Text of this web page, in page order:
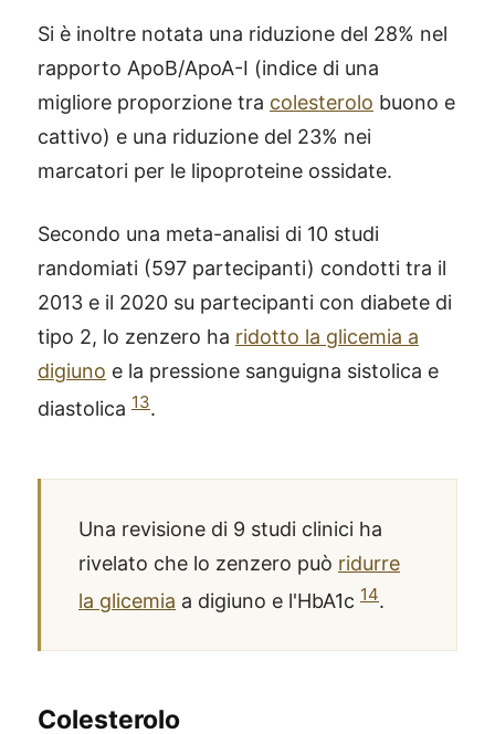
Si è inoltre notata una riduzione del 28% nel
rapporto ApoB/ApoA-I (indice di una
migliore proporzione tra colesterolo buono e
cattivo) e una riduzione del 23% nei
marcatori per le lipoproteine ossidate.
Secondo una meta-analisi di 10 studi
randomiati (597 partecipanti) condotti tra il
2013 e il 2020 su partecipanti con diabete di
tipo 2, lo zenzero ha ridotto la glicemia a
digiuno e la pressione sanguigna sistolica e
diastolica 13.
Una revisione di 9 studi clinici ha
rivelato che lo zenzero può ridurre
la glicemia a digiuno e l'HbA1c 14.
Colesterolo